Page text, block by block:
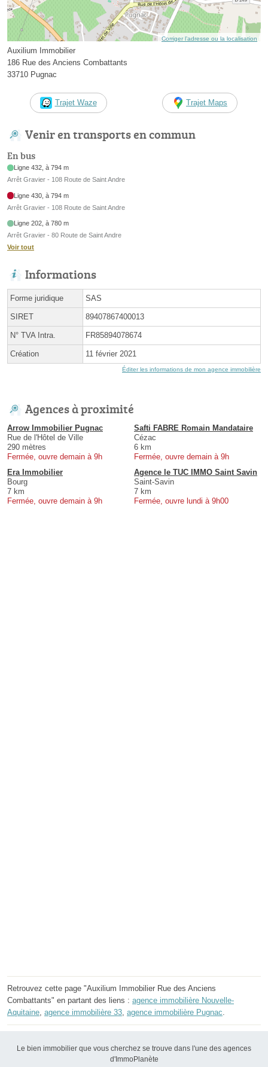
Corriger l’adresse ou la localisation
Auxilium Immobilier
186 Rue des Anciens Combattants
33710 Pugnac
Trajet Waze Trajet Maps
Venir en transports en commun
En bus
Ligne 432, à 794 m
Arrêt Gravier - 108 Route de Saint Andre
Ligne 430, à 794 m
Arrêt Gravier - 108 Route de Saint Andre
Ligne 202, à 780 m
Arrêt Gravier - 80 Route de Saint Andre
Voir tout
Informations
Forme juridique SAS
SIRET 89407867400013
N° TVA Intra. FR85894078674
Création 11 février 2021
Éditer les informations de mon agence immobilière
Agences à proximité
Arrow Immobilier Pugnac
Rue de l'Hôtel de Ville
290 mètres
Fermée, ouvre demain à 9h
Safti FABRE Romain Mandataire
Cézac
6 km
Fermée, ouvre demain à 9h
Era Immobilier
Bourg
7 km
Fermée, ouvre demain à 9h
Agence le TUC IMMO Saint Savin
Saint-Savin
7 km
Fermée, ouvre lundi à 9h00
Retrouvez cette page "Auxilium Immobilier Rue des Anciens
Combattants" en partant des liens : agence immobilière Nouvelle-
Aquitaine, agence immobilière 33, agence immobilière Pugnac.
Le bien immobilier que vous cherchez se trouve dans l'une des agences
d'ImmoPlanète